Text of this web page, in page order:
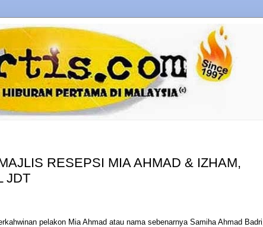
RESEPSI MIA AHMAD & IZHAM,
JDT
pelakon Mia Ahmad atau nama sebenarnya Samiha Ahmad Badri,